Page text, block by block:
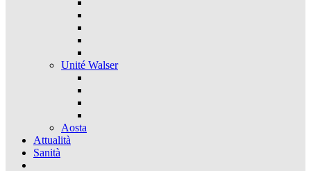
Unité Walser
Aosta
Attualità
Sanità